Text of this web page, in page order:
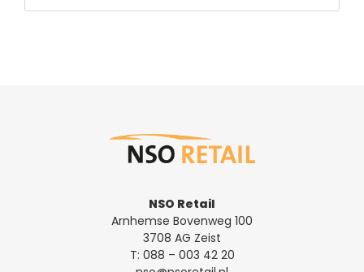
NSO Retail
Arnhemse Bovenweg 100
3708 AG Zeist
T: 088 – 003 42 20